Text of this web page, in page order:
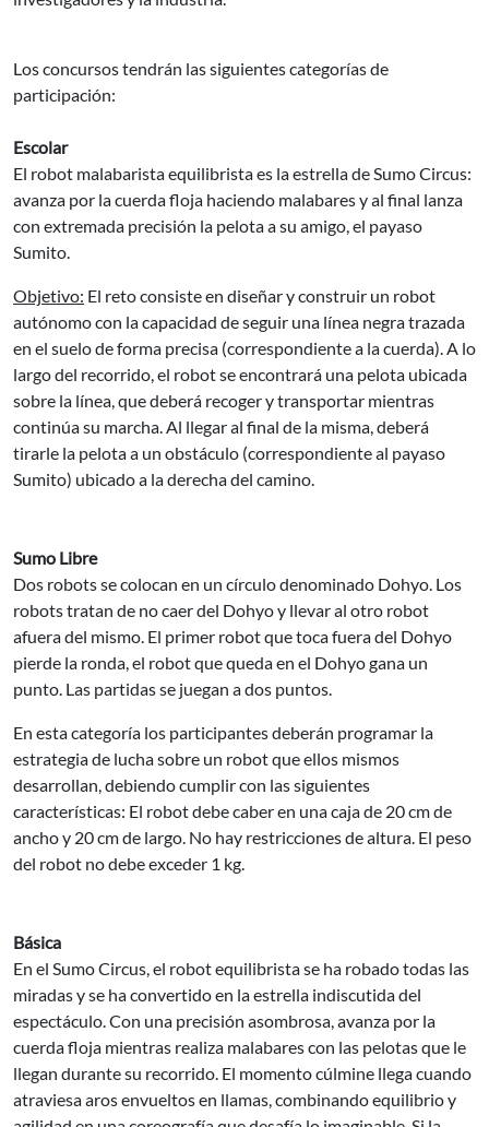
Los concursos tendrán las siguientes categorías de
participación:
Escolar
El robot malabarista equilibrista es la estrella de Sumo Circus:
avanza por la cuerda floja haciendo malabares y al final lanza
con extremada precisión la pelota a su amigo, el payaso
Sumito.
Objetivo: El reto consiste en diseñar y construir un robot
autónomo con la capacidad de seguir una línea negra trazada
en el suelo de forma precisa (correspondiente a la cuerda). A lo
largo del recorrido, el robot se encontrará una pelota ubicada
sobre la línea, que deberá recoger y transportar mientras
continúa su marcha. Al llegar al final de la misma, deberá
tirarle la pelota a un obstáculo (correspondiente al payaso
Sumito) ubicado a la derecha del camino.
Sumo Libre
Dos robots se colocan en un círculo denominado Dohyo. Los
robots tratan de no caer del Dohyo y llevar al otro robot
afuera del mismo. El primer robot que toca fuera del Dohyo
pierde la ronda, el robot que queda en el Dohyo gana un
punto. Las partidas se juegan a dos puntos.
En esta categoría los participantes deberán programar la
estrategia de lucha sobre un robot que ellos mismos
desarrollan, debiendo cumplir con las siguientes
características: El robot debe caber en una caja de 20 cm de
ancho y 20 cm de largo. No hay restricciones de altura. El peso
del robot no debe exceder 1 kg.
Básica
En el Sumo Circus, el robot equilibrista se ha robado todas las
miradas y se ha convertido en la estrella indiscutida del
espectáculo. Con una precisión asombrosa, avanza por la
cuerda floja mientras realiza malabares con las pelotas que le
llegan durante su recorrido. El momento cúlmine llega cuando
atraviesa aros envueltos en llamas, combinando equilibrio y